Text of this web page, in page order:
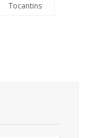
Tocantins